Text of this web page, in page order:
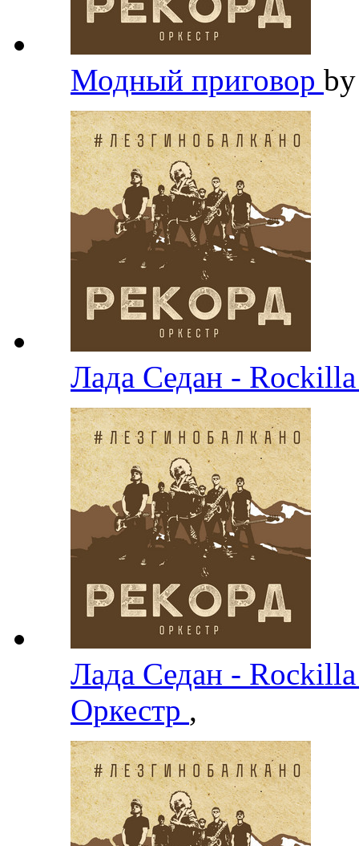
Модный приговор
Лада Седан -
Лада Седан -
Оркестр ,